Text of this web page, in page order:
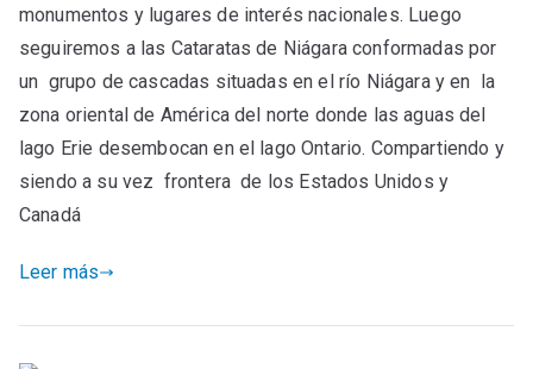
monumentos y lugares de interés nacionales. Luego
seguiremos a las Cataratas de Niágara conformadas por
un grupo de cascadas situadas en el río Niágara y en la
zona oriental de América del norte donde las aguas del
lago Erie desembocan en el lago Ontario. Compartiendo y
siendo a su vez frontera de los Estados Unidos y
Canadá
Leer más